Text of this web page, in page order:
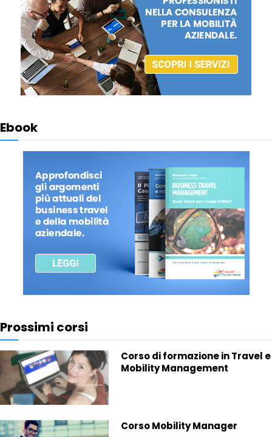
Ebook
Prossimi corsi
Corso di formazione in Travel e
Mobility Management
Corso Mobility Manager